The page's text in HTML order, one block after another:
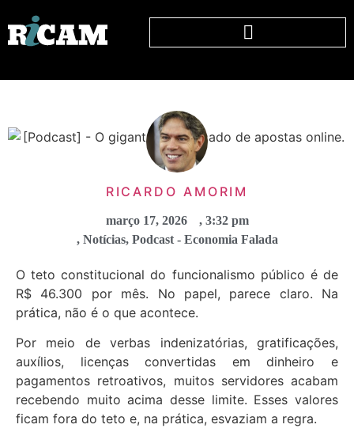
RICARDO AMORIM
março 17, 2026 , 3:32 pm
, Notícias, Podcast - Economia Falada
O teto constitucional do funcionalismo público é de
R$ 46.300 por mês. No papel, parece claro. Na
prática, não é o que acontece.
Por meio de verbas indenizatórias, gratificações,
auxílios, licenças convertidas em dinheiro e
pagamentos retroativos, muitos servidores acabam
recebendo muito acima desse limite. Esses valores
ficam fora do teto e, na prática, esvaziam a regra.